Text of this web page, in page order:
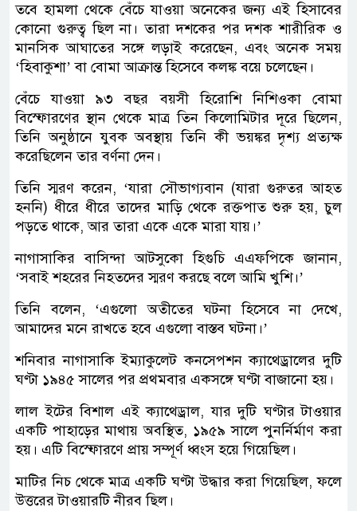
তবে হামলা থেকে বেঁচে যাওয়া অনেকের জন্য এই হিসাবের
কোনো গুরুত্ব ছিল না। তারা দশকের পর দশক শারীরিক ও
মানসিক আঘাতের সঙ্গে লড়াই করেছেন, এবং অনেক সময়
‘হিবাকুশা’ বা বোমা আক্রান্ত হিসেবে কলঙ্ক বয়ে চলেছেন।
বেঁচে যাওয়া ৯৩ বছর বয়সী হিরোশি নিশিওকা বোমা
বিস্ফোরণের স্থান থেকে মাত্র তিন কিলোমিটার দূরে ছিলেন,
তিনি অনুষ্ঠানে যুবক অবস্থায় তিনি কী ভয়ঙ্কর দৃশ্য প্রত্যক্ষ
করেছিলেন তার বর্ণনা দেন।
তিনি স্মরণ করেন, ‘যারা সৌভাগ্যবান (যারা গুরুতর আহত
হননি) ধীরে ধীরে তাদের মাড়ি থেকে রক্তপাত শুরু হয়, চুল
পড়তে থাকে, আর তারা একে একে মারা যায়।’
নাগাসাকির বাসিন্দা আটসুকো হিগুচি এএফপিকে জানান,
‘সবাই শহরের নিহতদের স্মরণ করছে বলে আমি খুশি।’
তিনি বলেন, ‘এগুলো অতীতের ঘটনা হিসেবে না দেখে,
আমাদের মনে রাখতে হবে এগুলো বাস্তব ঘটনা।’
শনিবার নাগাসাকি ইম্যাকুলেট কনসেপশন ক্যাথেড্রালের দুটি
ঘণ্টা ১৯৪৫ সালের পর প্রথমবার একসঙ্গে ঘণ্টা বাজানো হয়।
লাল ইটের বিশাল এই ক্যাথেড্রাল, যার দুটি ঘণ্টার টাওয়ার
একটি পাহাড়ের মাথায় অবস্থিত, ১৯৫৯ সালে পুনর্নির্মাণ করা
হয়। এটি বিস্ফোরণে প্রায় সম্পূর্ণ ধ্বংস হয়ে গিয়েছিল।
মাটির নিচ থেকে মাত্র একটি ঘণ্টা উদ্ধার করা গিয়েছিল, ফলে
উত্তরের টাওয়ারটি নীরব ছিল।